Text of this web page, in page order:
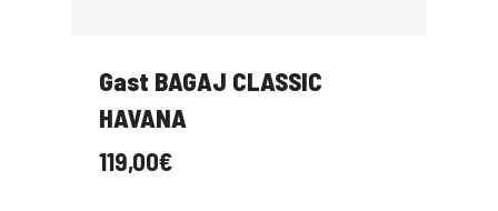
Gast BAGAJ CLASSIC
HAVANA
119,00€